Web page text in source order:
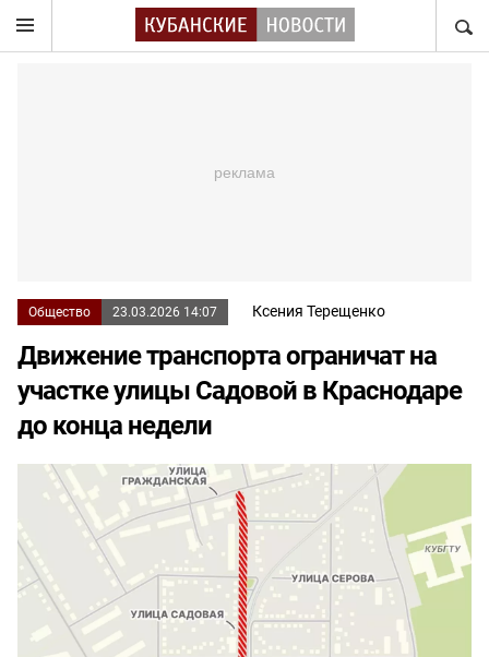
Общество 23.03.2026 14:07 Ксения Терещенко
Движение транспорта ограничат на
участке улицы Садовой в Краснодаре
до конца недели